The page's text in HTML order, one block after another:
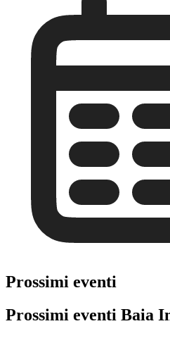
Prossimi eventi
Prossimi eventi Baia